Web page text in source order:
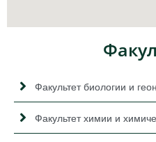
Факультет биологии и
Факультет химии и